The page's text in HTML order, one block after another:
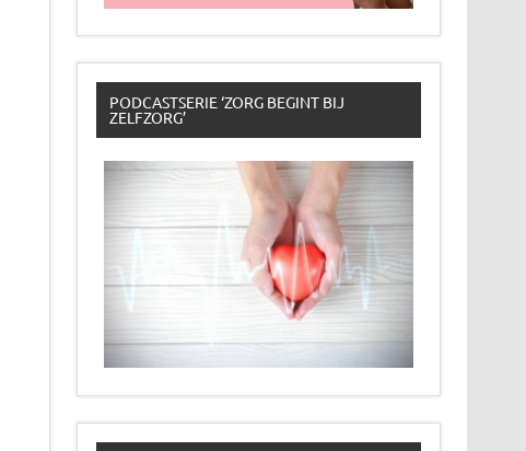
PODCASTSERIE ‘ZORG BEGINT BIJ
ZELFZORG’